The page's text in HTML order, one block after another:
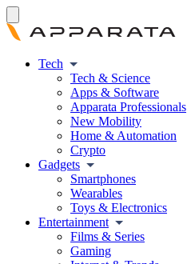
Tech
Tech & Science
Apps & Software
Apparata Professionals
New Mobility
Home & Automation
Crypto
Gadgets
Smartphones
Wearables
Toys & Electronics
Entertainment
Films & Series
Gaming